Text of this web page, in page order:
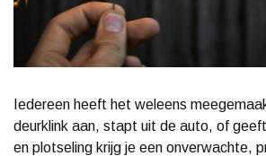
Iedereen heeft het weleens
deurklink aan, stapt uit de auto, of
en plotseling krijg je een onverwachte,